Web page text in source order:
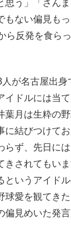
う」「さんま
もない偏見も
ら反発を食ら
が名古屋出
イドルには当
月は生粋の野
に結びつけて
らず、先日に
きされてもい
というアイド
球愛を観てき
偏見めいた発